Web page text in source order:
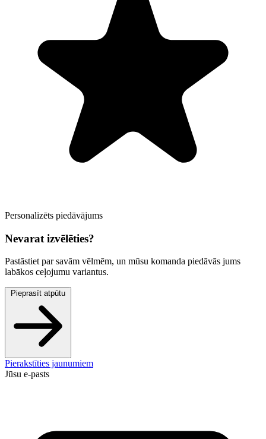
Personalizēts piedāvājums
Nevarat izvēlēties?
Pastāstiet par savām vēlmēm, un mūsu komanda piedāvās jums
labākos ceļojumu variantus.
Pieprasīt atpūtu
Pierakstīties jaunumiem
Jūsu e-pasts